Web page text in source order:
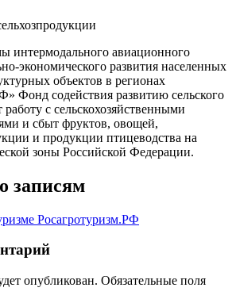
интермодального авиационного
экономического развития населенных
объектов в регионах
Фонд содействия развитию сельского
работу с сельскохозяйственными
и сбыт фруктов, овощей,
и продукции птицеводства на
зоны Российской Федерации.
записям
Росагротуризм.РФ
опубликован. Обязательные поля